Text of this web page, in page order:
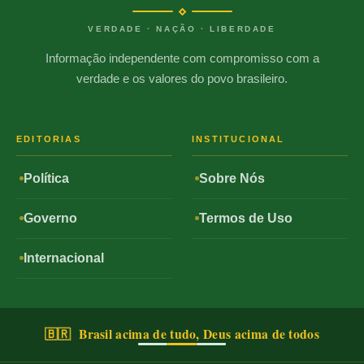
VERDADE · NAÇÃO · LIBERDADE
Informação independente com compromisso com a
verdade e os valores do povo brasileiro.
EDITORIAS
Política
Governo
Internacional
INSTITUCIONAL
Sobre Nós
Termos de Uso
🇧🇷 Brasil acima de tudo, Deus acima de todos